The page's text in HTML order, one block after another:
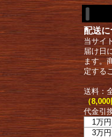
配送
当サイ
届け日
ます。
定する
送料：
（
代金引
1万円
3万円